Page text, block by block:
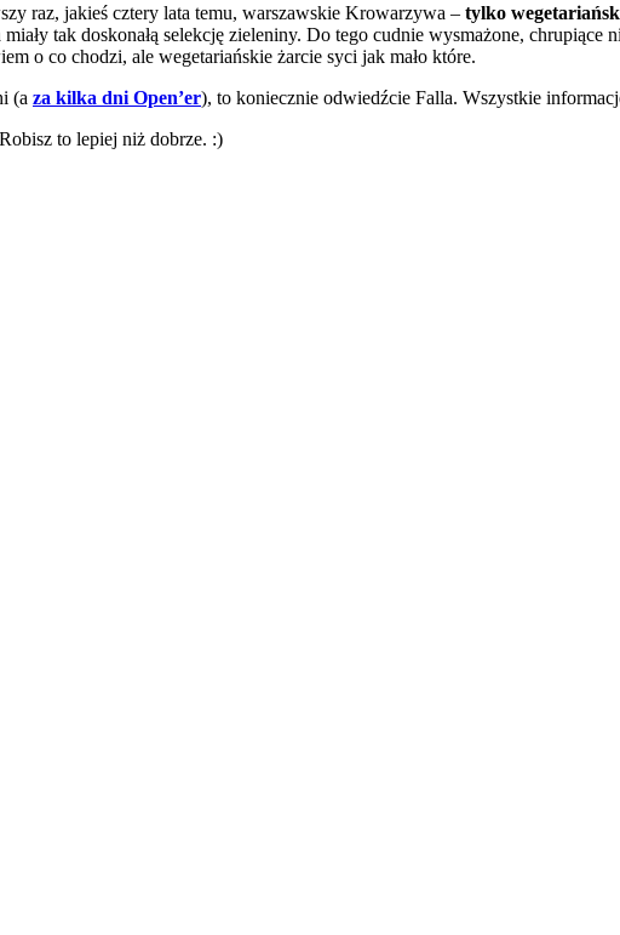
raz, jakieś cztery lata temu, warszawskie Krowarzywa – tylko
tak doskonałą selekcję zieleniny. Do tego cudnie wysmażone,
o co chodzi, ale wegetariańskie żarcie syci jak mało które.
(a za kilka dni Open’er), to koniecznie odwiedźcie Falla. Wszystkie
to lepiej niż dobrze. :)